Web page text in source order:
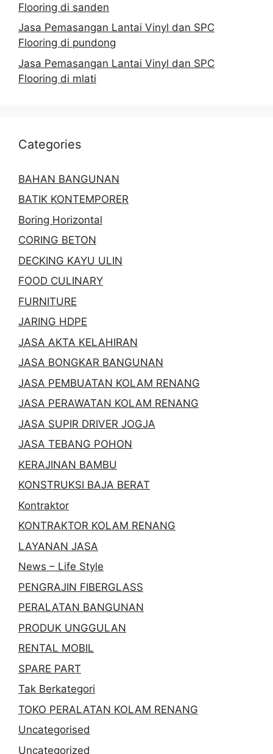
Flooring di sanden
Jasa Pemasangan Lantai Vinyl dan SPC
Flooring di pundong
Jasa Pemasangan Lantai Vinyl dan SPC
Flooring di mlati
Categories
BAHAN BANGUNAN
BATIK KONTEMPORER
Boring Horizontal
CORING BETON
DECKING KAYU ULIN
FOOD CULINARY
FURNITURE
JARING HDPE
JASA AKTA KELAHIRAN
JASA BONGKAR BANGUNAN
JASA PEMBUATAN KOLAM RENANG
JASA PERAWATAN KOLAM RENANG
JASA SUPIR DRIVER JOGJA
JASA TEBANG POHON
KERAJINAN BAMBU
KONSTRUKSI BAJA BERAT
Kontraktor
KONTRAKTOR KOLAM RENANG
LAYANAN JASA
News – Life Style
PENGRAJIN FIBERGLASS
PERALATAN BANGUNAN
PRODUK UNGGULAN
RENTAL MOBIL
SPARE PART
Tak Berkategori
TOKO PERALATAN KOLAM RENANG
Uncategorised
Uncategorized